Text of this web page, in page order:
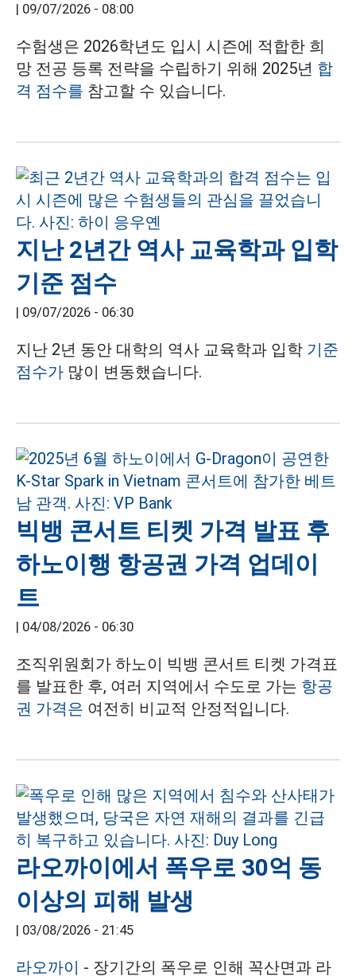
| 09/07/2026 - 08:00
수험생은 2026학년도 입시 시즌에 적합한 희
망 전공 등록 전략을 수립하기 위해 2025년 합
격 점수를 참고할 수 있습니다.
지난 2년간 역사 교육학과 입학
기준 점수
| 09/07/2026 - 06:30
지난 2년 동안 대학의 역사 교육학과 입학 기준
점수가 많이 변동했습니다.
빅뱅 콘서트 티켓 가격 발표 후
하노이행 항공권 가격 업데이
트
| 04/08/2026 - 06:30
조직위원회가 하노이 빅뱅 콘서트 티켓 가격표
를 발표한 후, 여러 지역에서 수도로 가는 항공
권 가격은 여전히 비교적 안정적입니다.
라오까이에서 폭우로 30억 동
이상의 피해 발생
| 03/08/2026 - 21:45
라오까이 - 장기간의 폭우로 인해 꼭산면과 라